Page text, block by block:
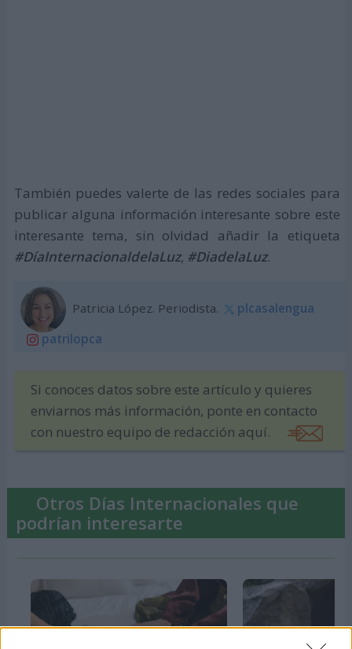
También puedes valerte de las redes sociales para
publicar alguna información interesante sobre este
interesante tema, sin olvidad añadir la etiqueta
#DíaInternacionaldelaLuz, #DiadelaLuz.
Patricia López. Periodista.
plcasalengua
patrilopca
Si conoces datos sobre este artículo y quieres
enviarnos más información, ponte en contacto
con nuestro equipo de redacción aquí.
Otros Días Internacionales que
podrían interesarte